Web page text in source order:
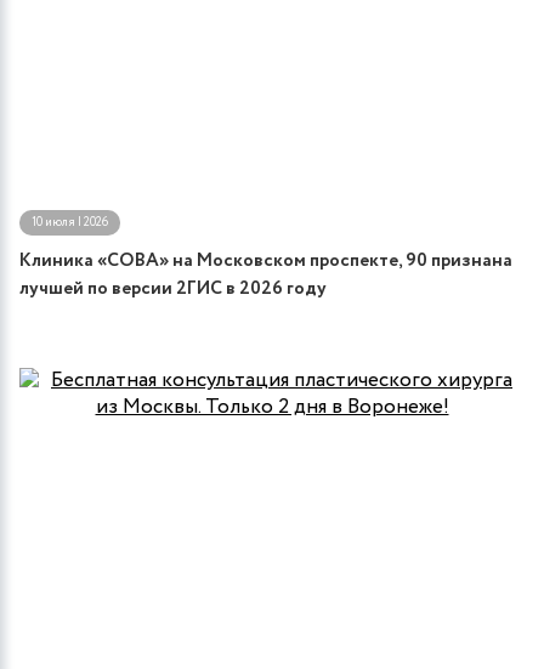
10 июля | 2026
Клиника «СОВА» на Московском проспекте, 90 признана
лучшей по версии 2ГИС в 2026 году